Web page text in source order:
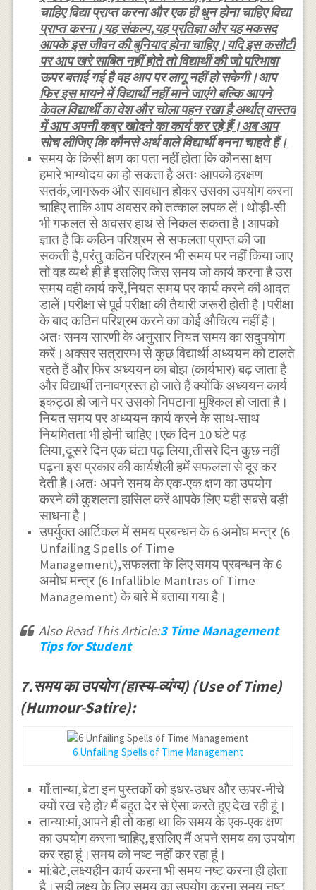
चाहिए विद्या प्राप्त करना और एक ही धुन होना चाहिए विद्या
प्राप्त करना।यह संकल्प,यह प्रतिज्ञा और यह मकसद
आपके इस जीवन की बुनियाद होना चाहिए।यदि इस कसौटी
पर आप खरे साबित नहीं होते तो विद्यार्थी की जो परिभाषा
ऊपर बताई गई है वह आप पर लागू नहीं हो सकेगी।आप
फिर इस मायने में विद्यार्थी नहीं माने जाएंगे बल्कि आपने
केवल विद्यार्थी का वेश और चोला पहन रखा है अर्थात् वास्तव
में आप अपनी कब्र खोदने का कार्य कर रहे हैं।अब आप
सोच लीजिए कि कौनसे अर्थ वाले विद्यार्थी बनना चाहते हैं।
समय के किसी क्षण का पता नहीं होता कि कौनसा क्षण
हमारे भाग्योदय का हो सकता है अतः आपको हरक्षण
सतर्क,जागरूक और सावधान होकर उसका उपयोग करना
चाहिए ताकि आप अवसर को तत्काल लपक लें।थोड़ी-सी
भी गफलत से अवसर हाथ से निकल सकता है।आपको
ज्ञात है कि कठिन परिश्रम से सफलता प्राप्त की जा
सकती है,परंतु कठिन परिश्रम भी समय पर नहीं किया जाए
तो वह व्यर्थ ही है इसलिए जिस समय जो कार्य करना है उस
समय वही कार्य करें,नियत समय पर कार्य करने की आदत
डालें।परीक्षा से पूर्व परीक्षा की तैयारी जरूरी होती है।परीक्षा
के बाद कठिन परिश्रम करने का कोई औचित्य नहीं है।
अतः समय सारणी के अनुसार नियत समय का सदुपयोग
करें।अक्सर सत्रारम्भ से कुछ विद्यार्थी अध्ययन को टालते
रहते हैं और फिर अध्ययन का बोझ (कार्यभार) बढ़ जाता है
और विद्यार्थी तनावग्रस्त हो जाते हैं क्योंकि अध्ययन कार्य
इकट्ठा हो जाने पर उसको निपटाना मुश्किल हो जाता है।
नियत समय पर अध्ययन कार्य करने के साथ-साथ
नियमितता भी होनी चाहिए।एक दिन 10 घंटे पढ़
लिया,दूसरे दिन एक घंटा पढ़ लिया,तीसरे दिन कुछ नहीं
पढ़ना इस प्रकार की कार्यशैली हमें सफलता से दूर कर
देती है।अतः अपने समय के एक-एक क्षण का उपयोग
करने की कुशलता हासिल करें आपके लिए यही सबसे बड़ी
साधना है।
उपर्युक्त आर्टिकल में समय प्रबन्धन के 6 अमोघ मन्त्र (6
Unfailing Spells of Time
Management),सफलता के लिए समय प्रबन्धन के 6
अमोघ मन्त्र (6 Infallible Mantras of Time
Management) के बारे में बताया गया है।
Also Read This Article:3 Time Management
Tips for Student
7.समय का उपयोग (हास्य-व्यंग्य) (Use of Time)
(Humour-Satire):
6 Unfailing Spells of Time Management
माँ:तान्या,बेटा इन पुस्तकों को इधर-उधर और ऊपर-नीचे
क्यों रख रहे हो? मैं बहुत देर से ऐसा करते हुए देख रही हूं।
तान्या:मां,आपने ही तो कहा था कि समय के एक-एक क्षण
का उपयोग करना चाहिए,इसलिए मैं अपने समय का उपयोग
कर रहा हूं।समय को नष्ट नहीं कर रहा हूं।
मां:बेटे,लक्ष्यहीन कार्य करना भी समय नष्ट करना ही होता
है।सही लक्ष्य के लिए समय का उपयोग करना समय नष्ट